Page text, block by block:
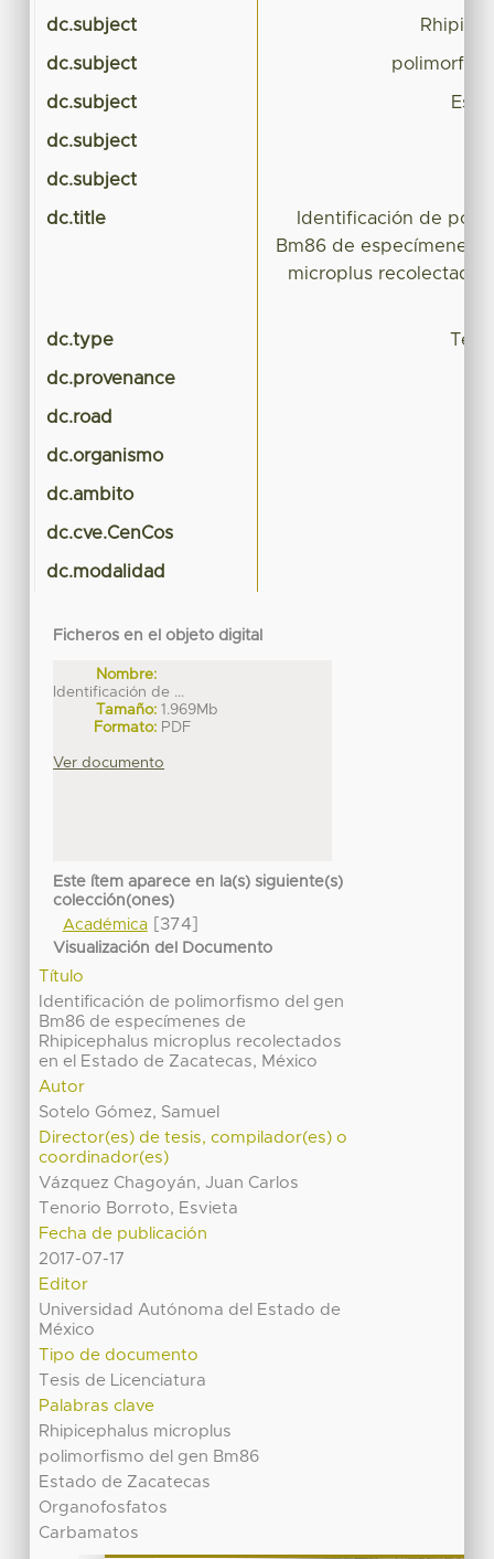
dc.subject
dc.subject
dc.subject
dc.subject
dc.subject
dc.title
Identificación de
Bm86 de especímenes
microplus
dc.type
dc.provenance
dc.road
dc.organismo
dc.ambito
dc.cve.CenCos
dc.modalidad
Ficheros en el objeto digital
Nombre:
Identificación de ...
Tamaño: 1.969Mb
Formato: PDF
Ver documento
Este ítem aparece en la(s) siguiente(s)
colección(ones)
Académica[374]
Visualización del Documento
Título
Identificación de polimorfismo del gen
Bm86 de especímenes de
Rhipicephalus microplus recolectados
en el Estado de Zacatecas, México
Autor
Sotelo Gómez, Samuel
Director(es) de tesis, compilador(es) o
coordinador(es)
Vázquez Chagoyán, Juan Carlos
Tenorio Borroto, Esvieta
Fecha de publicación
2017-07-17
Editor
Universidad Autónoma del Estado de
México
Tipo de documento
Tesis de Licenciatura
Palabras clave
Rhipicephalus microplus
polimorfismo del gen Bm86
Estado de Zacatecas
Organofosfatos
Carbamatos